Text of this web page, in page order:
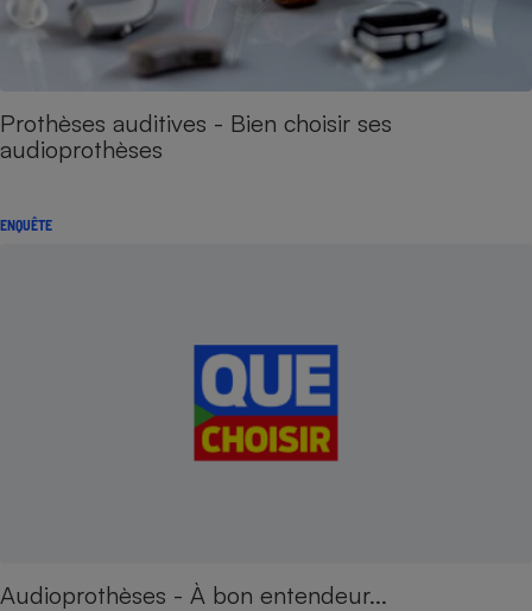
Prothèses auditives - Bien choisir ses
audioprothèses
ENQUÊTE
Audioprothèses - À bon entendeur...